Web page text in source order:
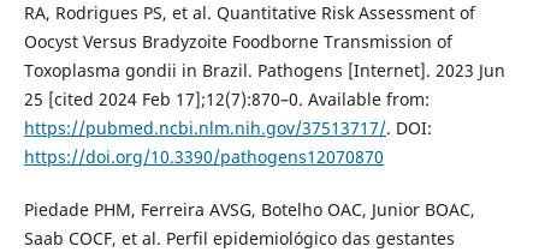
RA, Rodrigues PS, et al. Quantitative Risk Assessment of
Oocyst Versus Bradyzoite Foodborne Transmission of
Toxoplasma gondii in Brazil. Pathogens [Internet]. 2023 Jun
25 [cited 2024 Feb 17];12(7):870–0. Available from:
https://pubmed.ncbi.nlm.nih.gov/37513717/. DOI:
https://doi.org/10.3390/pathogens12070870
Piedade PHM, Ferreira AVSG, Botelho OAC, Junior BOAC,
Saab COCF, et al. Perfil epidemiológico das gestantes